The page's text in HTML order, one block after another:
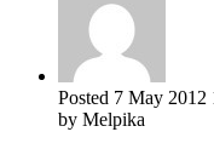
Posted 7 May 2012
by Melpika